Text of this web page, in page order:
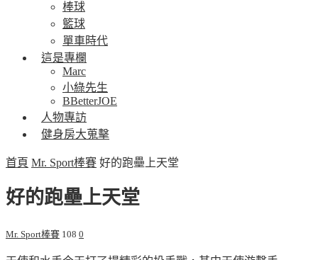
棒球
籃球
單車時代
這是專欄
Marc
小綠先生
BBetterJOE
人物專訪
健身房大蒐擊
首頁 Mr. Sport棒賽 好的跑壘上天堂
好的跑壘上天堂
Mr. Sport棒賽 108 0